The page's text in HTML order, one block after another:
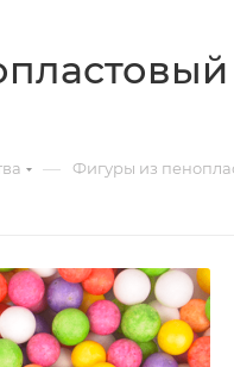
— Фигуры из